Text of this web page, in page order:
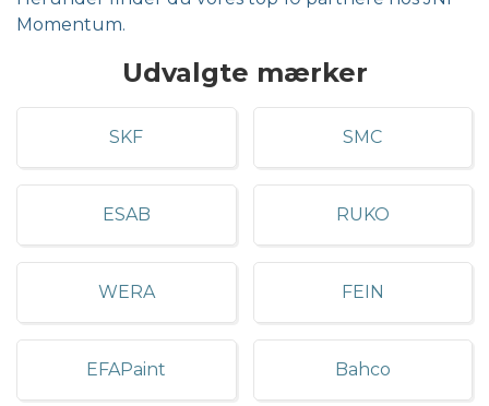
Momentum.
Udvalgte mærker
SKF SMC
ESAB RUKO
WERA FEIN
EFAPaint Bahco